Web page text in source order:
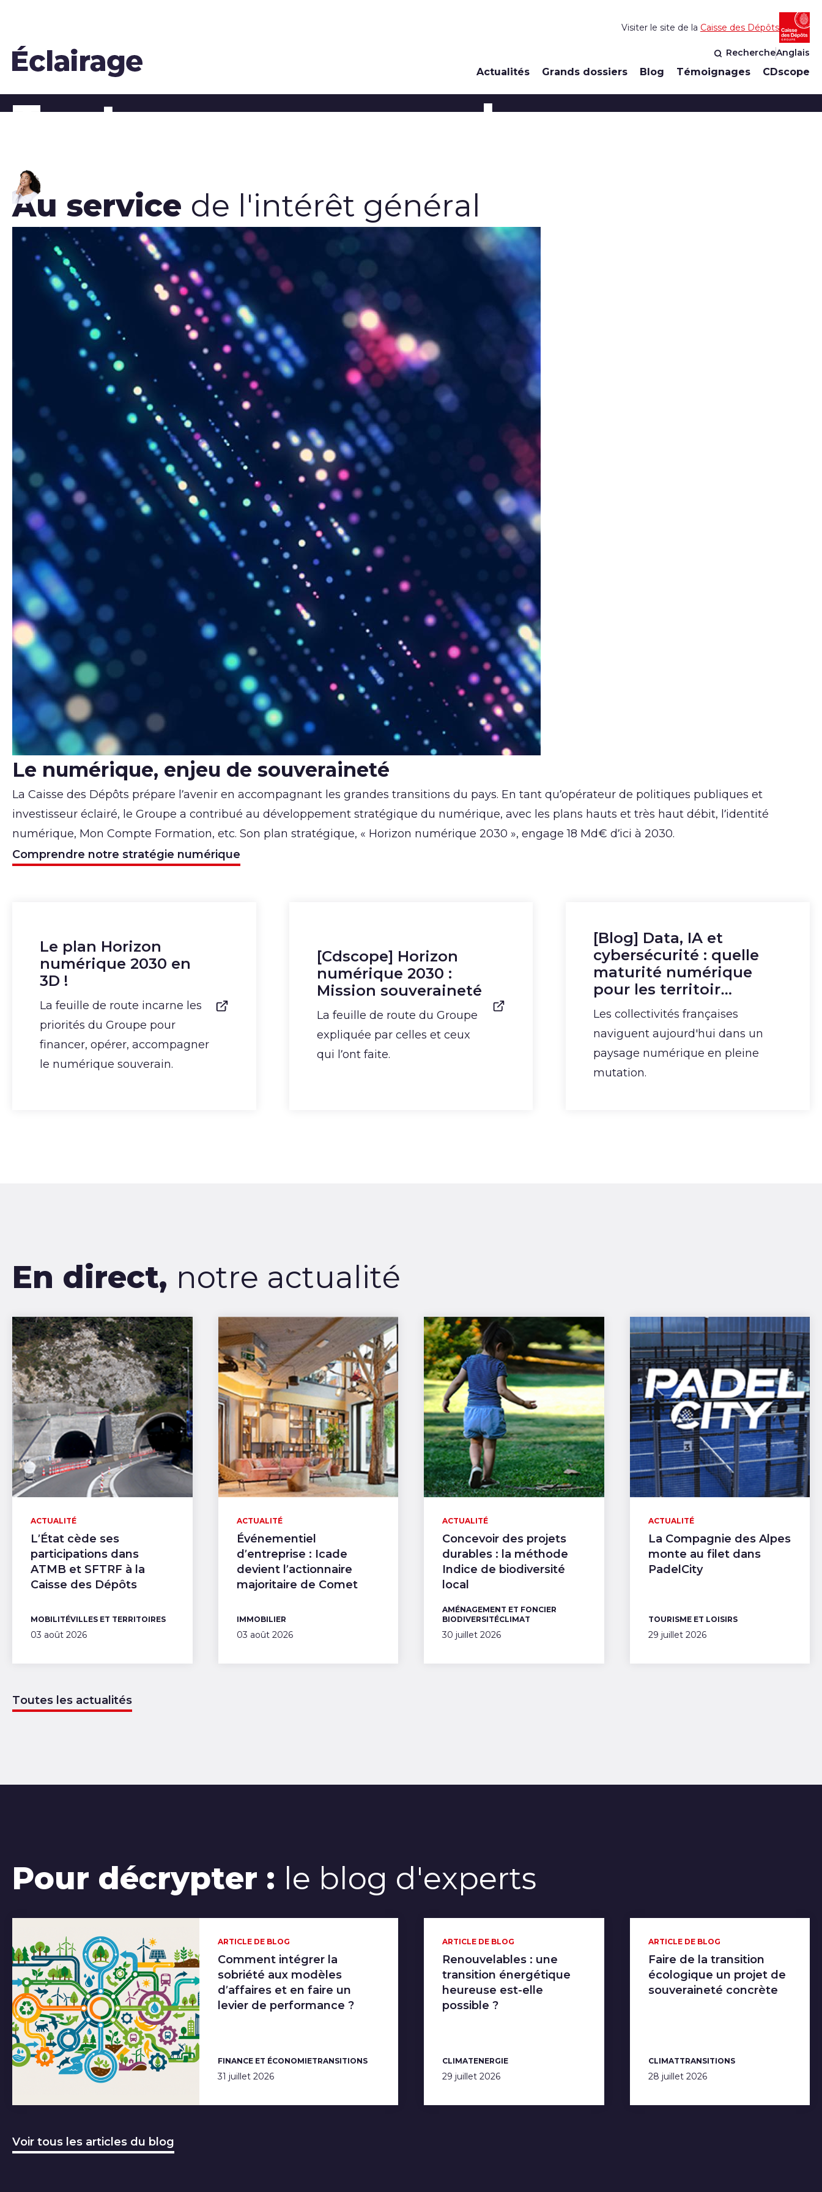
Actualités Grands dossiers Blog Témoignages CDscope
RechercheAnglais
Visiter le site de la Caisse des Dépôts
Tout pour comprendre
notre action auprès de vous
©Prostock-studio / Adobe Stock
Au service de l'intérêt général
©Bokehstore / Adobe Stock
Le numérique, enjeu de souveraineté
La Caisse des Dépôts prépare l’avenir en accompagnant les grandes transitions du pays. En tant qu’opérateur de politiques publiques et
investisseur éclairé, le Groupe a contribué au développement stratégique du numérique, avec les plans hauts et très haut débit, l’identité
numérique, Mon Compte Formation, etc. Son plan stratégique, « Horizon numérique 2030 », engage 18 Md€ d’ici à 2030.
Comprendre notre stratégie numérique
Le plan Horizon
numérique 2030 en
3D !
La feuille de route incarne les
priorités du Groupe pour
financer, opérer, accompagner
le numérique souverain.
[Cdscope] Horizon
numérique 2030 :
Mission souveraineté
La feuille de route du Groupe
expliquée par celles et ceux
qui l’ont faite.
[Blog] Data, IA et
cybersécurité : quelle
maturité numérique
pour les territoir…
Les collectivités françaises
naviguent aujourd'hui dans un
paysage numérique en pleine
mutation.
En direct, notre actualité
L’État cède ses
participations dans
ATMB et SFTRF à la
Caisse des Dépôts
ACTUALITÉ
MOBILITÉVILLES ET TERRITOIRES
03 août 2026
Événementiel
d’entreprise : Icade
devient l’actionnaire
majoritaire de Comet
ACTUALITÉ
IMMOBILIER
03 août 2026
Concevoir des projets
durables : la méthode
Indice de biodiversité
local
ACTUALITÉ
AMÉNAGEMENT ET FONCIER
BIODIVERSITÉCLIMAT
30 juillet 2026
La Compagnie des Alpes
monte au filet dans
PadelCity
ACTUALITÉ
TOURISME ET LOISIRS
29 juillet 2026
Toutes les actualités
Pour décrypter : le blog d'experts
Comment intégrer la
sobriété aux modèles
d’affaires et en faire un
levier de performance ?
ARTICLE DE BLOG
FINANCE ET ÉCONOMIETRANSITIONS
31 juillet 2026
Renouvelables : une
transition énergétique
heureuse est-elle
possible ?
ARTICLE DE BLOG
CLIMATENERGIE
29 juillet 2026
Faire de la transition
écologique un projet de
souveraineté concrète
ARTICLE DE BLOG
CLIMATTRANSITIONS
28 juillet 2026
Voir tous les articles du blog